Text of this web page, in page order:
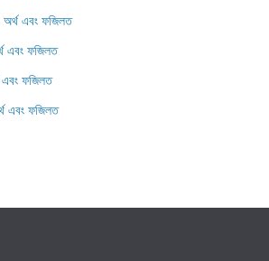
অর্থ এবং ফজিলত
এবং ফজিলত
এবং ফজিলত
এবং ফজিলত